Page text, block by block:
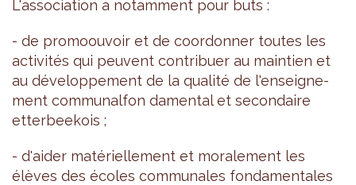
L'as­so­cia­tion a notam­ment pour buts :
- de pro­moou­voir et de coor­don­ner toutes les
acti­vi­tés qui peuvent contri­buer au main­tien et
au déve­lop­pe­ment de la qua­lité de l'en­sei­gne­
ment com­mu­nal­fon damen­tal et secon­daire
etter­bee­kois ;
- d'ai­der maté­riel­le­ment et mora­le­ment les
élèves des écoles com­mu­nales fon­da­men­tales